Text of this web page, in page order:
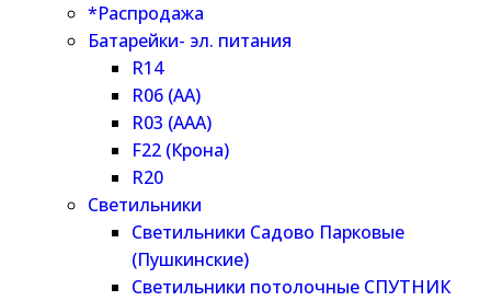
*Распродажа
Батарейки- эл. питания
R14
R06 (AA)
R03 (AAA)
F22 (Крона)
R20
Светильники
Светильники Садово Парковые
(Пушкинские)
Светильники потолочные СПУТНИК